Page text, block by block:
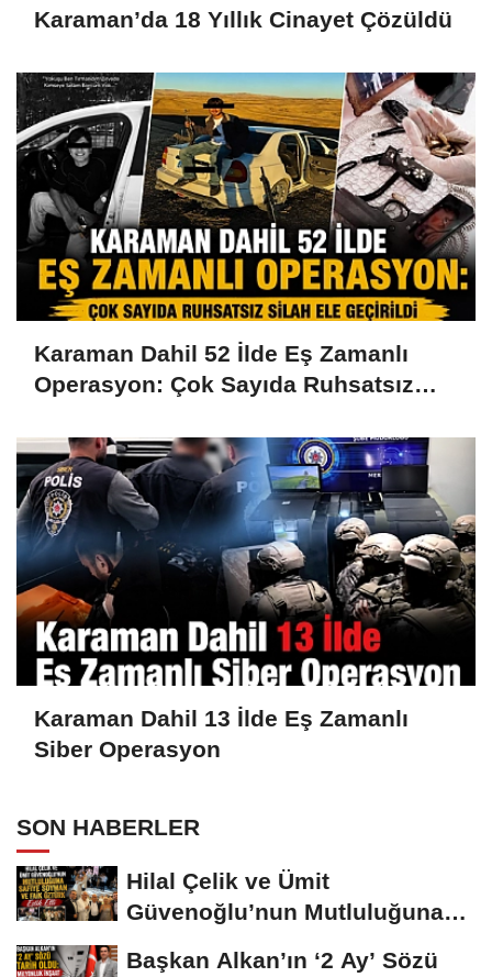
Karaman’da 18 Yıllık Cinayet Çözüldü
Karaman Dahil 52 İlde Eş Zamanlı
Operasyon: Çok Sayıda Ruhsatsız
Karaman Dahil 13 İlde Eş Zamanlı
Siber Operasyon
SON HABERLER
Hilal Çelik ve Ümit
Güvenoğlu’nun Mutluluğuna
Başkan Alkan’ın ‘2 Ay’ Sözü